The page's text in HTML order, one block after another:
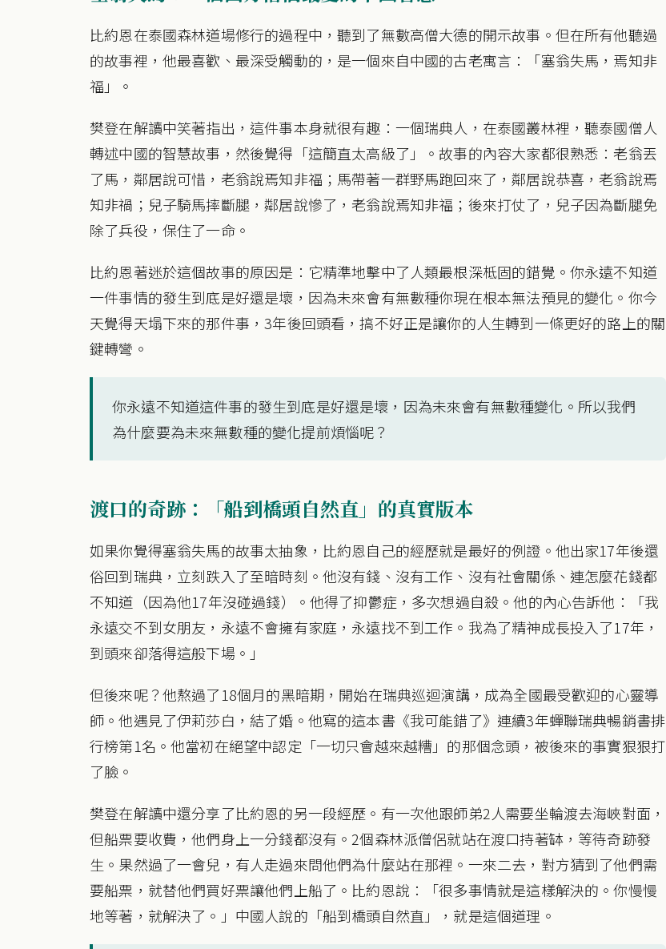
比約恩在泰國森林道場修行的過程中，聽到了無數高僧大德的開示故事。但在所有他聽過
的故事裡，他最喜歡、最深受觸動的，是一個來自中國的古老寓言：「塞翁失馬，焉知非
福」。
樊登在解讀中笑著指出，這件事本身就很有趣：一個瑞典人，在泰國叢林裡，聽泰國僧人
轉述中國的智慧故事，然後覺得「這簡直太高級了」。故事的內容大家都很熟悉：老翁丟
了馬，鄰居說可惜，老翁說焉知非福；馬帶著一群野馬跑回來了，鄰居說恭喜，老翁說焉
知非禍；兒子騎馬摔斷腿，鄰居說慘了，老翁說焉知非福；後來打仗了，兒子因為斷腿免
除了兵役，保住了一命。
比約恩著迷於這個故事的原因是：它精準地擊中了人類最根深柢固的錯覺。你永遠不知道
一件事情的發生到底是好還是壞，因為未來會有無數種你現在根本無法預見的變化。你今
天覺得天塌下來的那件事，3年後回頭看，搞不好正是讓你的人生轉到一條更好的路上的關
鍵轉彎。
你永遠不知道這件事的發生到底是好還是壞，因為未來會有無數種變化。所以我們
為什麼要為未來無數種的變化提前煩惱呢？
渡口的奇跡：「船到橋頭自然直」的真實版本
如果你覺得塞翁失馬的故事太抽象，比約恩自己的經歷就是最好的例證。他出家17年後還
俗回到瑞典，立刻跌入了至暗時刻。他沒有錢、沒有工作、沒有社會關係、連怎麼花錢都
不知道（因為他17年沒碰過錢）。他得了抑鬱症，多次想過自殺。他的內心告訴他：「我
永遠交不到女朋友，永遠不會擁有家庭，永遠找不到工作。我為了精神成長投入了17年，
到頭來卻落得這般下場。」
但後來呢？他熬過了18個月的黑暗期，開始在瑞典巡迴演講，成為全國最受歡迎的心靈導
師。他遇見了伊莉莎白，結了婚。他寫的這本書《我可能錯了》連續3年蟬聯瑞典暢銷書排
行榜第1名。他當初在絕望中認定「一切只會越來越糟」的那個念頭，被後來的事實狠狠打
了臉。
樊登在解讀中還分享了比約恩的另一段經歷。有一次他跟師弟2人需要坐輪渡去海峽對面，
但船票要收費，他們身上一分錢都沒有。2個森林派僧侶就站在渡口持著缽，等待奇跡發
生。果然過了一會兒，有人走過來問他們為什麼站在那裡。一來二去，對方猜到了他們需
要船票，就替他們買好票讓他們上船了。比約恩說：「很多事情就是這樣解決的。你慢慢
地等著，就解決了。」中國人說的「船到橋頭自然直」，就是這個道理。